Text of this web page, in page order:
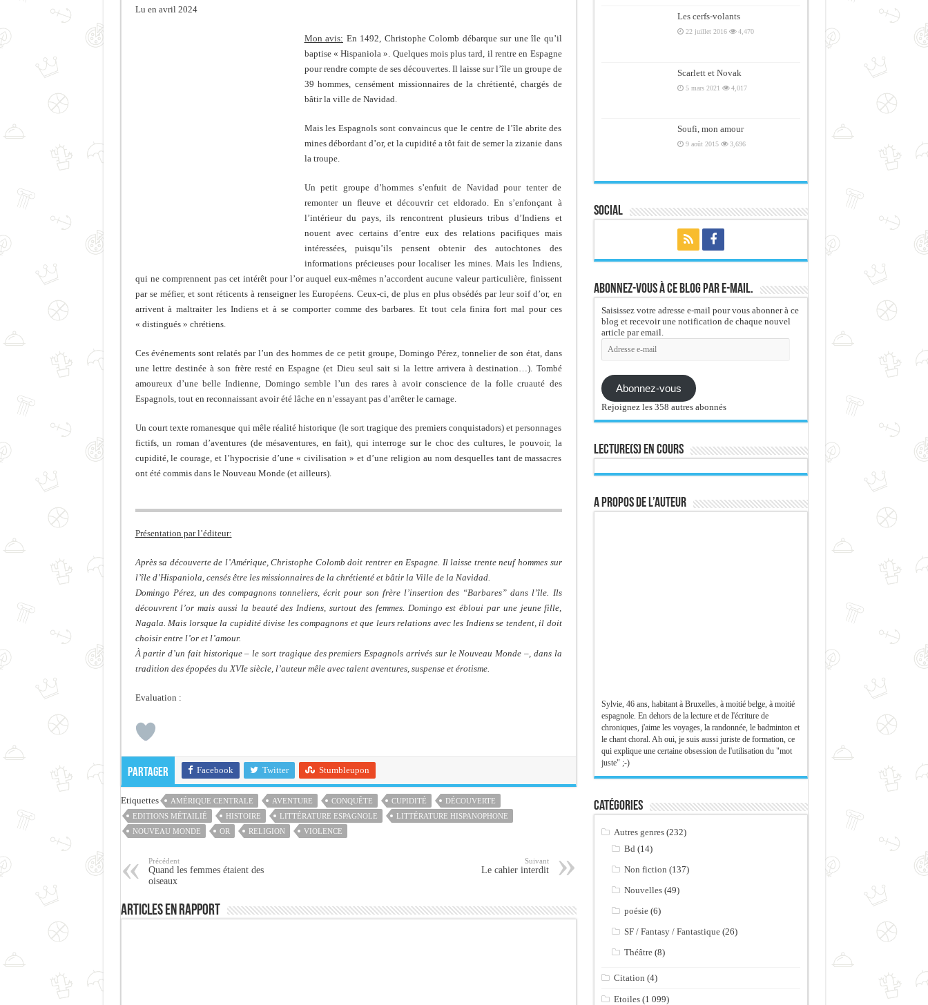
Lu en avril 2024
Mon avis: En 1492, Christophe Colomb débarque sur une île qu’il
baptise « Hispaniola ». Quelques mois plus tard, il rentre en Espagne
pour rendre compte de ses découvertes. Il laisse sur l’île un groupe de
39 hommes, censément missionnaires de la chrétienté, chargés de
bâtir la ville de Navidad.
Mais les Espagnols sont convaincus que le centre de l’île abrite des
mines débordant d’or, et la cupidité a tôt fait de semer la zizanie dans
la troupe.
Un petit groupe d’hommes s’enfuit de Navidad pour tenter de
remonter un fleuve et découvrir cet eldorado. En s’enfonçant à
l’intérieur du pays, ils rencontrent plusieurs tribus d’Indiens et
nouent avec certains d’entre eux des relations pacifiques mais
intéressées, puisqu’ils pensent obtenir des autochtones des
informations précieuses pour localiser les mines. Mais les Indiens,
qui ne comprennent pas cet intérêt pour l’or auquel eux-mêmes n’accordent aucune valeur particulière, finissent
par se méfier, et sont réticents à renseigner les Européens. Ceux-ci, de plus en plus obsédés par leur soif d’or, en
arrivent à maltraiter les Indiens et à se comporter comme des barbares. Et tout cela finira fort mal pour ces
« distingués » chrétiens.
Ces événements sont relatés par l’un des hommes de ce petit groupe, Domingo Pérez, tonnelier de son état, dans
une lettre destinée à son frère resté en Espagne (et Dieu seul sait si la lettre arrivera à destination…). Tombé
amoureux d’une belle Indienne, Domingo semble l’un des rares à avoir conscience de la folle cruauté des
Espagnols, tout en reconnaissant avoir été lâche en n’essayant pas d’arrêter le carnage.
Un court texte romanesque qui mêle réalité historique (le sort tragique des premiers conquistadors) et personnages
fictifs, un roman d’aventures (de mésaventures, en fait), qui interroge sur le choc des cultures, le pouvoir, la
cupidité, le courage, et l’hypocrisie d’une « civilisation » et d’une religion au nom desquelles tant de massacres
ont été commis dans le Nouveau Monde (et ailleurs).
Présentation par l’éditeur:
Après sa découverte de l’Amérique, Christophe Colomb doit rentrer en Espagne. Il laisse trente neuf hommes sur
l’île d’Hispaniola, censés être les missionnaires de la chrétienté et bâtir la Ville de la Navidad.
Domingo Pérez, un des compagnons tonneliers, écrit pour son frère l’insertion des “Barbares” dans l’île. Ils
découvrent l’or mais aussi la beauté des Indiens, surtout des femmes. Domingo est ébloui par une jeune fille,
Nagala. Mais lorsque la cupidité divise les compagnons et que leurs relations avec les Indiens se tendent, il doit
choisir entre l’or et l’amour.
À partir d’un fait historique – le sort tragique des premiers Espagnols arrivés sur le Nouveau Monde –, dans la
tradition des épopées du XVIe siècle, l’auteur mêle avec talent aventures, suspense et érotisme.
Evaluation :
Partager Facebook Twitter Stumbleupon
Etiquettes AMÉRIQUE CENTRALE AVENTURE CONQUÊTE CUPIDITÉ
DÉCOUVERTE
EDITIONS MÉTAILIÉ
HISTOIRE LITTÉRATURE ESPAGNOLE
LITTÉRATURE HISPANOPHONE
NOUVEAU MONDE
OR RELIGION VIOLENCE
Précédent
Quand les femmes étaient des
oiseaux
Suivant
Le cahier interdit
Articles en rapport
Les cerfs-volants
22 juillet 2016 4,470
Scarlett et Novak
5 mars 2021 4,017
Soufi, mon amour
9 août 2015 3,696
Social
Abonnez-vous à ce blog par e-mail.
Saisissez votre adresse e-mail pour vous abonner à ce
blog et recevoir une notification de chaque nouvel
article par email.
Adresse
Abonnez-vous
Rejoignez les 358 autres abonnés
Lecture(s) en cours
A propos de l’auteur
Sylvie, 46 ans, habitant à Bruxelles, à moitié belge, à moitié
espagnole. En dehors de la lecture et de l'écriture de
chroniques, j'aime les voyages, la randonnée, le badminton et
le chant choral. Ah oui, je suis aussi juriste de formation, ce
qui explique une certaine obsession de l'utilisation du "mot
juste" ;-)
Catégories
Autres genres (232)
Bd (14)
Non fiction (137)
Nouvelles (49)
poésie (6)
SF / Fantasy / Fantastique (26)
Théâtre (8)
Citation (4)
Etoiles (1 099)